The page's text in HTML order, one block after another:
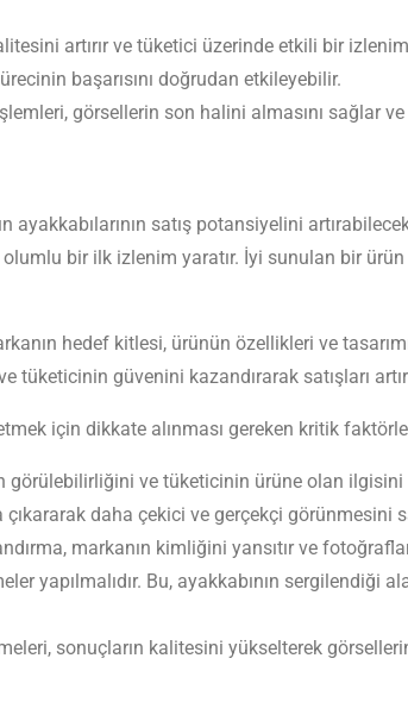
artırır ve tüketici üzerinde etkili bir izlenim
başarısını doğrudan etkileyebilir.
görsellerin son halini almasını sağlar
satış potansiyelini
bir ilk izlenim yaratır. İyi sunulan bir ürün
hedef kitlesi, ürünün özellikleri ve
güvenini kazandırarak satışları
için dikkate alınması gereken kritik
görülebilirliğini ve tüketicinin ürüne olan ilgisini
daha çekici ve gerçekçi görünmesini
markanın kimliğini yansıtır ve
yapılmalıdır. Bu, ayakkabının sergilendiği
sonuçların kalitesini yükselterek